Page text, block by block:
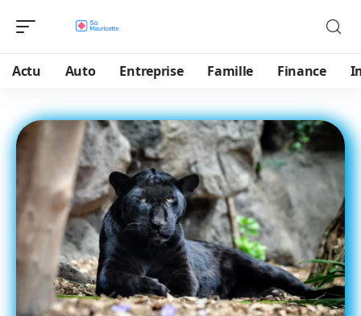
Actu Auto Entreprise Famille Finance